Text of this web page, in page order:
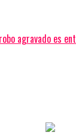
agravado es